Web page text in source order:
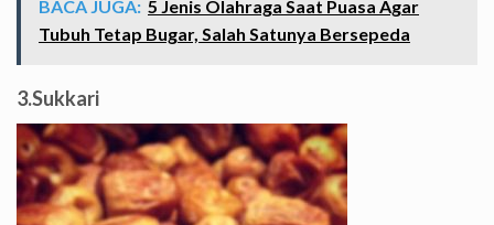
BACA JUGA: 5 Jenis Olahraga Saat Puasa Agar
Tubuh Tetap Bugar, Salah Satunya Bersepeda
3.Sukkari